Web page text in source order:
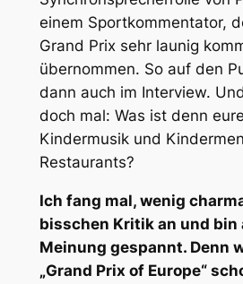
einem Sportkommentator,
Grand Prix sehr launig
übernommen. So auf den
dann auch im Interview.
doch mal: Was ist denn
Kindermusik und
Restaurants?
Ich fang mal, wenig
bisschen Kritik an und bin
Meinung gespannt. Denn
„Grand Prix of Europe“